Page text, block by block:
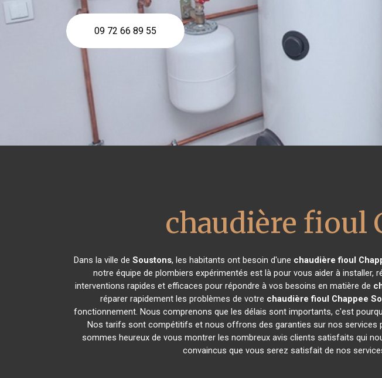
09 72 66 89 55
chaudière fioul
Dans la ville de Soustons, les habitants ont besoin d'une chaudière fioul
notre équipe de plombiers expérimentés est là pour vous aider à installer,
interventions rapides et efficaces pour répondre à vos besoins en matière de
réparer rapidement les problèmes de votre chaudière fioul Chappee
fonctionnement. Nous comprenons que les délais sont importants, c'est
Nos tarifs sont compétitifs et nous offrons des garanties sur nos services
sommes heureux de vous montrer les nombreux avis clients satisfaits qui
convaincus que vous serez satisfait de nos